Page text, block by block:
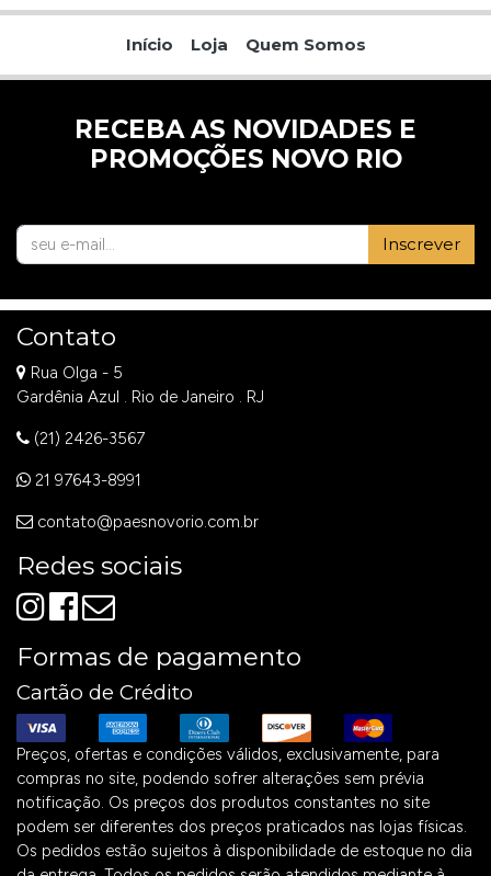
Início Loja Quem Somos
RECEBA AS NOVIDADES E
PROMOÇÕES NOVO RIO
Inscrever
Contato
Rua Olga - 5
Gardênia Azul . Rio de Janeiro . RJ
(21) 2426-3567
21 97643-8991
contato@paesnovorio.com.br
Redes sociais
Formas de pagamento
Cartão de Crédito
Preços, ofertas e condições válidos, exclusivamente, para
compras no site, podendo sofrer alterações sem prévia
notificação. Os preços dos produtos constantes no site
podem ser diferentes dos preços praticados nas lojas físicas.
Os pedidos estão sujeitos à disponibilidade de estoque no dia